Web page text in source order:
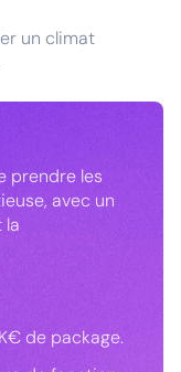
un climat
prendre les
avec un
la
de package.